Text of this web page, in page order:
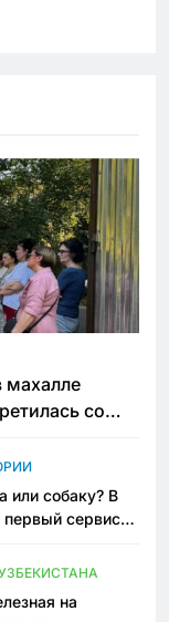
махалле
со
или собаку? В
первый сервис
на